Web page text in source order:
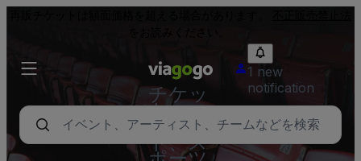
チケッ
ト - コ
ンサー
ト、ス
1 new
notification